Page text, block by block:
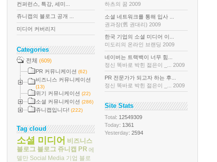
컨퍼런스, 특강, 세미...
쥬니캡의 블로그 공개 ...
미디어 커버리지
Categories
전체 (609)
PR 커뮤니케이션 (62)
비즈니스 커뮤니케이션
(13)
위기 커뮤니케이션 (22)
소셜 커뮤니케이션 (286)
쥬니캡입니다! (222)
Tag cloud
소셜 미디어 비즈니스
블로그 블로그 쥬니캡 PR 에
델만 Social Media 기업 블로
하츠의 꿈 2009
소셜 네트워크를 통해 입사 ...
권과장(舊 권대리) 2009
한국 기업의 소셜 미디어 이...
미도리의 온라인 브랜딩 2009
네이버는 트랙백이 너무 힘...
정신 똑바로 박힌 젊은이 _... 2009
PR 전문가가 되고자 하는 후...
정신 똑바로 박힌 젊은이 _... 2009
Site Stats
Total: 12549309
Today: 1361
Yesterday: 2594